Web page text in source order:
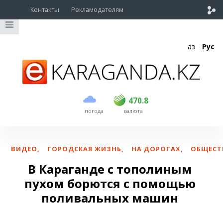
Контакты Рекламодателям
Қаз Рус
погода
470.8
USD 468.5 470.8
EUR валюта
ВИДЕО, ГОРОДСКАЯ ЖИЗНЬ, НА ДОРОГАХ,
В Караганде с тополиным
пухом борются с помощью
поливальных машин